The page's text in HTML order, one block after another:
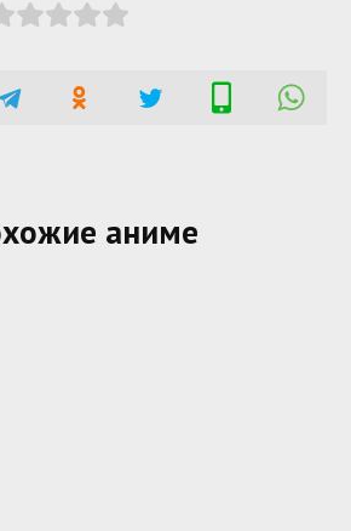
аниме